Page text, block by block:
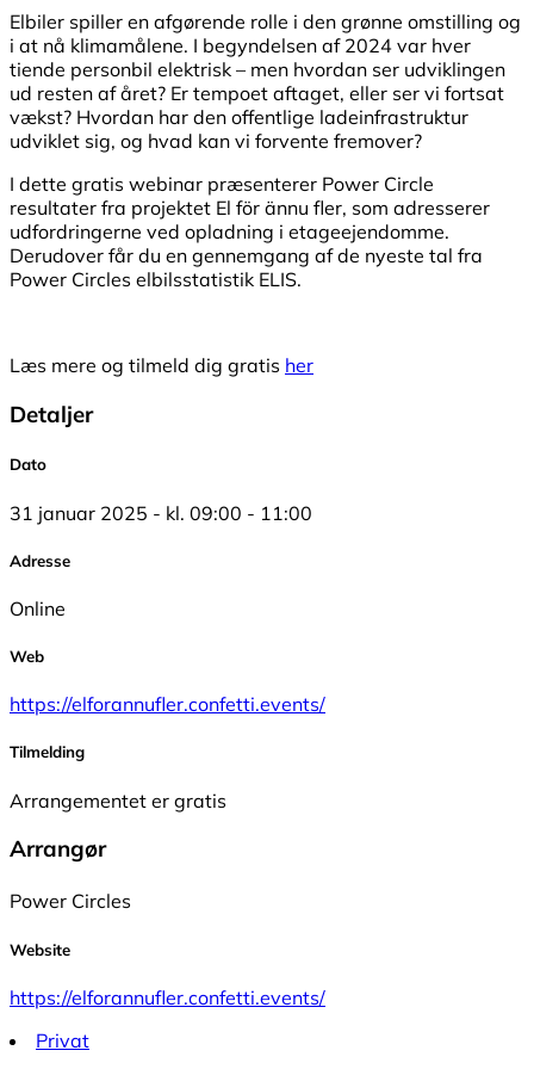
Elbiler spiller en afgørende rolle i den grønne omstilling og
i at nå klimamålene. I begyndelsen af 2024 var hver
tiende personbil elektrisk – men hvordan ser udviklingen
ud resten af året? Er tempoet aftaget, eller ser vi fortsat
vækst? Hvordan har den offentlige ladeinfrastruktur
udviklet sig, og hvad kan vi forvente fremover?
I dette gratis webinar præsenterer Power Circle
resultater fra projektet El för ännu fler, som adresserer
udfordringerne ved opladning i etageejendomme.
Derudover får du en gennemgang af de nyeste tal fra
Power Circles elbilsstatistik ELIS.
Læs mere og tilmeld dig gratis her
Detaljer
Dato
31 januar 2025 - kl. 09:00 - 11:00
Adresse
Online
Web
https://elforannufler.confetti.events/
Tilmelding
Arrangementet er gratis
Arrangør
Power Circles
Website
https://elforannufler.confetti.events/
Privat